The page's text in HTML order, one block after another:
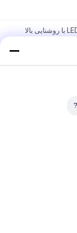
محیط بیرونی ورزشگاه P10mm صفحه نمایش LED با روشنایی بالا